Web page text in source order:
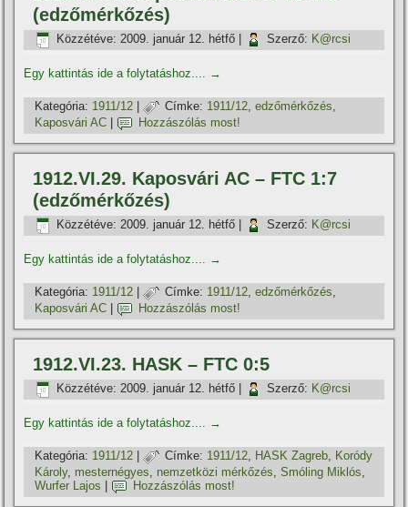
(edzőmérkőzés)
Közzétéve: 2009. január 12. hétfő Szerző: K@rcsi
Egy kattintás ide a folytatáshoz.... →
Kategória: 1911/12 Címke: 1911/12 ,edzőmérkőzés
Kaposvári AC
Hozzászólás most!
1912.VI.29. Kaposvári AC – FTC 1:7
(edzőmérkőzés)
Közzétéve: 2009. január 12. hétfő Szerző: K@rcsi
Egy kattintás ide a folytatáshoz.... →
Kategória: 1911/12 Címke: 1911/12 ,edzőmérkőzés
Kaposvári AC
Hozzászólás most!
1912.VI.23. HASK – FTC 0:5
Közzétéve: 2009. január 12. hétfő Szerző: K@rcsi
Egy kattintás ide a folytatáshoz.... →
Kategória: 1911/12 Címke: 1911/12 HASK Zagreb
Koródy
Károly, mesternégyes nemzetközi mérkőzés ,Smóling Miklós
Wurfer Lajos
Hozzászólás most!